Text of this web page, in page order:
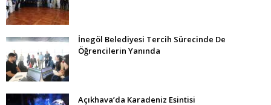
İnegöl Belediyesi Tercih Sürecinde De
Öğrencilerin Yanında
Açıkhava’da Karadeniz Esintisi